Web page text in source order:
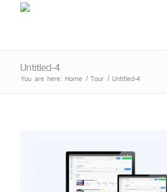
Untitled-4
You are here: Home / Tour / Untitled-4